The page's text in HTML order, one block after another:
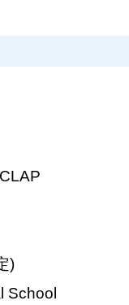
)
School